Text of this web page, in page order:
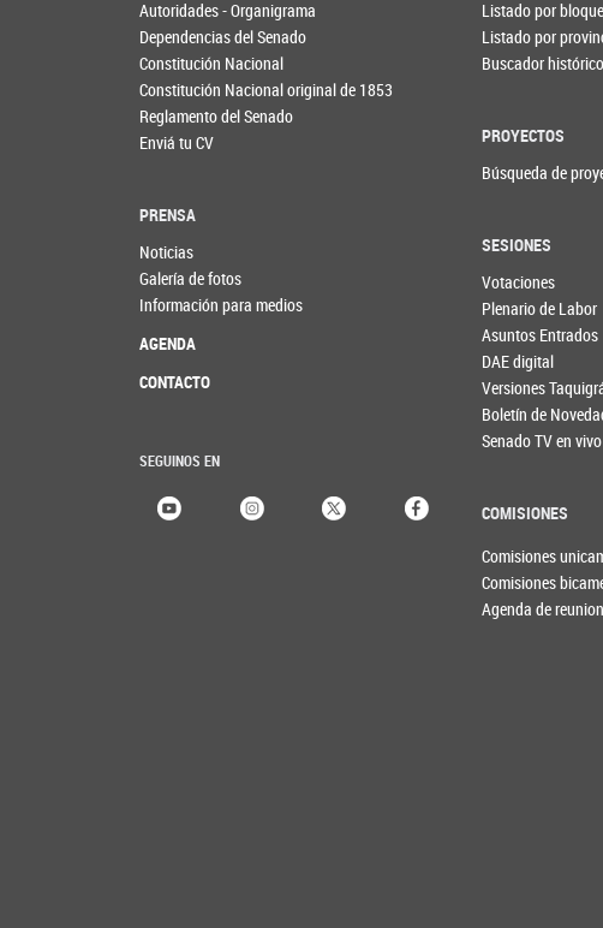
Autoridades - Organigrama
Dependencias del Senado
Constitución Nacional
Constitución Nacional original de 1853
Reglamento del Senado
Enviá tu CV
PRENSA
Noticias
Galería de fotos
Información para medios
AGENDA
CONTACTO
SEGUINOS EN
Listado por bloque
Listado por
Buscador histórico
PROYECTOS
Búsqueda de
SESIONES
Votaciones
Plenario de Labor
Asuntos Entrados
DAE digital
Versiones
Boletín de
Senado TV en vivo
COMISIONES
Comisiones
Comisiones
Agenda de